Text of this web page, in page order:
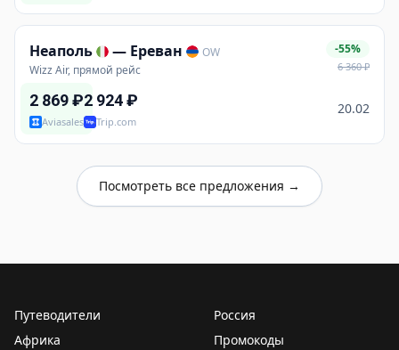
Неаполь — Ереван
OW
Wizz Air, прямой рейс
-55%
6 360₽
2 869₽
Aviasales
2 924₽
Trip.com
20.02
Посмотреть все предложения →
Путеводители
Россия
Африка
Промокоды